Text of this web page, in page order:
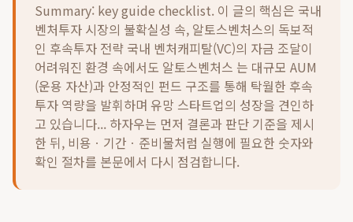
Summary: key guide checklist. 이 글의 핵심은 국내
벤처투자 시장의 불확실성 속, 알토스벤처스의 독보적
인 후속투자 전략 국내 벤처캐피탈(VC)의 자금 조달이
어려워진 환경 속에서도 알토스벤처스 는 대규모 AUM
(운용 자산)과 안정적인 펀드 구조를 통해 탁월한 후속
투자 역량을 발휘하며 유망 스타트업의 성장을 견인하
고 있습니다... 하자우는 먼저 결론과 판단 기준을 제시
한 뒤, 비용ㆍ기간ㆍ준비물처럼 실행에 필요한 숫자와
확인 절차를 본문에서 다시 점검합니다.